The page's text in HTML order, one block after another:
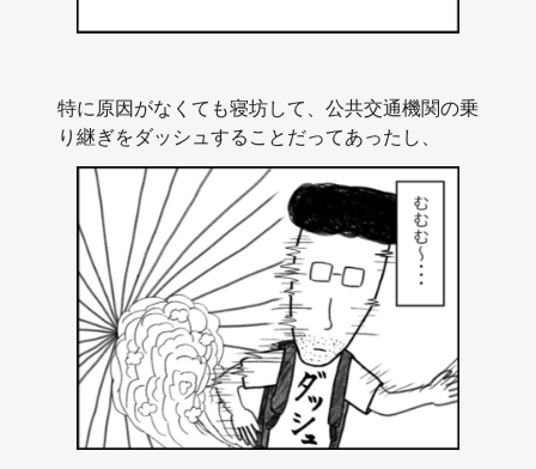
特に原因がなくても寝坊して、公共交通機関の乗
り継ぎをダッシュすることだってあったし、